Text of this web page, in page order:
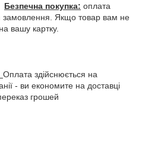
Безпечна покупка: оплата
замовлення. Якщо товар вам не
вашу картку.
Оплата здійснюється на
- ви економите на доставці
грошей